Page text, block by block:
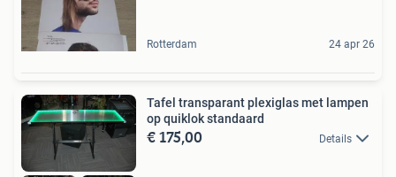
Rotterdam 24 apr 26
Tafel transparant plexiglas met lampen
op quiklok standaard
€ 175,00 Details